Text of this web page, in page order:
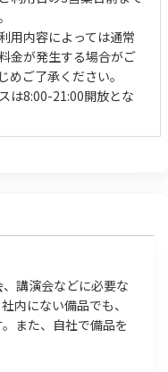
用内容によっては通常
金が発生する場合がご
めご了承ください。
は8:00-21:00開放とな
講演会などに必要な
内にない備品でも、
また、自社で備品を